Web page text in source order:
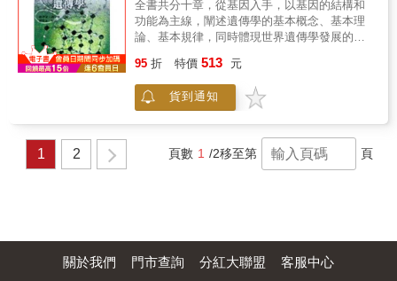
全書共分十章，從基因入手，以基因的結構和
功能為主線，闡述遺傳學的基本概念、基本理
論、基本規律，同時體現世界遺傳學發展的最
化學等學科的內容都從簡從略，避免不必要的
重複；既簡明扼要，又條理分明，可提供生物
科學、生物技術、生物工程專業、農林、醫藥
95 折 特價 513 元
貨到通知
1 2 頁數 1 /2移至第 頁
關於我們 門市查詢 分紅大聯盟 客服中心